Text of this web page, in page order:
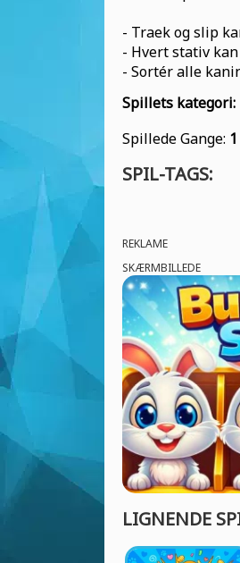
- Traek og slip
- Hvert stativ
- Sortér alle
Spillets kategori:
Spillede Gange:
SPIL-TAGS:
REKLAME
SKÆRMBILLEDE
LIGNENDE